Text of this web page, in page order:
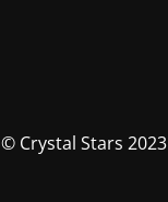
© Crystal Stars 2023